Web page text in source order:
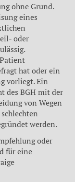
ohne Grund.
eines
oder
hat oder ein
vorliegt. Ein
des BGH mit der
von Wegen
werden.
oder
für eine